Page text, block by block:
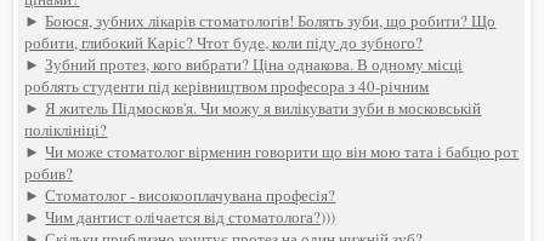
►Боюся, зубних лікарів стоматологів! Болять зуби, що робити? Що
робити, глибокий Каріс? Чтот буде, коли піду до зубного?
►Зубний протез, кого вибрати? Ціна однакова. В одному місці
роблять студенти під керівництвом професора з 40-річним
►Я житель Підмосков'я. Чи можу я вилікувати зуби в московській
поліклініці?
►Чи може стоматолог вірменин говорити що він мою тата і бабцю рот
робив?
►Стоматолог - високооплачувана професія?
►Чим дантист олічается від стоматолога?)))